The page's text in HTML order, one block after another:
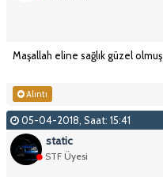
Maşallah eline sağlık güzel
Alıntı
05-04-2018, Saat: 15:41
static
STF Üyesi